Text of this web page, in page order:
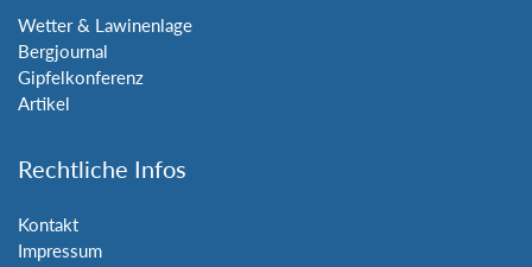
Wetter & Lawinenlage
Bergjournal
Gipfelkonferenz
Artikel
Rechtliche Infos
Kontakt
Impressum